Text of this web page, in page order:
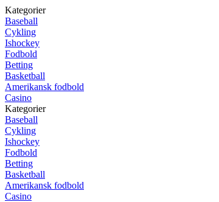
Kategorier
Baseball
Cykling
Ishockey
Fodbold
Betting
Basketball
Amerikansk fodbold
Casino
Kategorier
Baseball
Cykling
Ishockey
Fodbold
Betting
Basketball
Amerikansk fodbold
Casino